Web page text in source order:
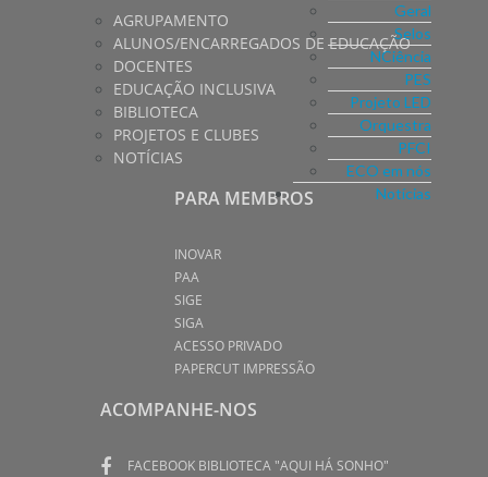
Geral
Selos
NCiência
PES
Projeto LED
Orquestra
PFCI
ECO em nós
Notícias
AGRUPAMENTO
ALUNOS/ENCARREGADOS DE EDUCAÇÃO
DOCENTES
EDUCAÇÃO INCLUSIVA
BIBLIOTECA
PROJETOS E CLUBES
NOTÍCIAS
PARA MEMBROS
INOVAR
PAA
SIGE
SIGA
ACESSO PRIVADO
PAPERCUT IMPRESSÃO
ACOMPANHE-NOS
FACEBOOK BIBLIOTECA "AQUI HÁ SONHO"